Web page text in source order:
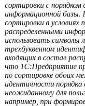
сортировки с
информационной базы.
сортировки в условиях
распределенными
использовать символы
трехбуквенном
входящих в состав
что 1С:Предприятие
по сортировке обоих
идентичности
неожиданному для
например, при